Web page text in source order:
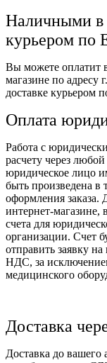
Наличными в
курьером по
Вы можете оплатит
магазине по адресу
доставке курьером
Оплата
Работа с
расчету через
юридическое лицо
быть произведена в
оформления заказа.
интернет-магазине,
счета для
организации. Счет
отправить заявку
НДС, за
медицинского
Доставка
Доставка до вашего